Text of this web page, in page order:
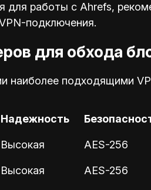
для работы с Ahrefs,
подключения.
для обхода
наиболее подходящими
Надежность
Высокая AES-256
Высокая AES-256